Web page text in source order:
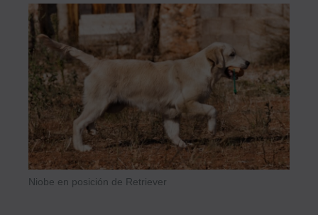
Niobe en posición de Retriever